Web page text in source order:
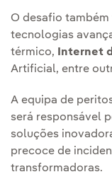
O desafio
tecnologias
térmico,
Internet
Artificial, entre
A equipa de
será responsável
soluções
precoce de
transformadoras.